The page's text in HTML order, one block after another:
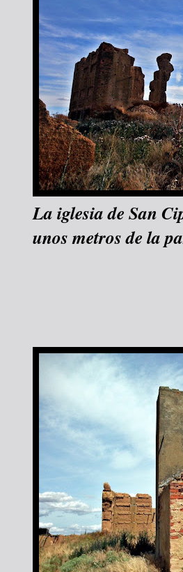
La iglesia de San
unos metros de la